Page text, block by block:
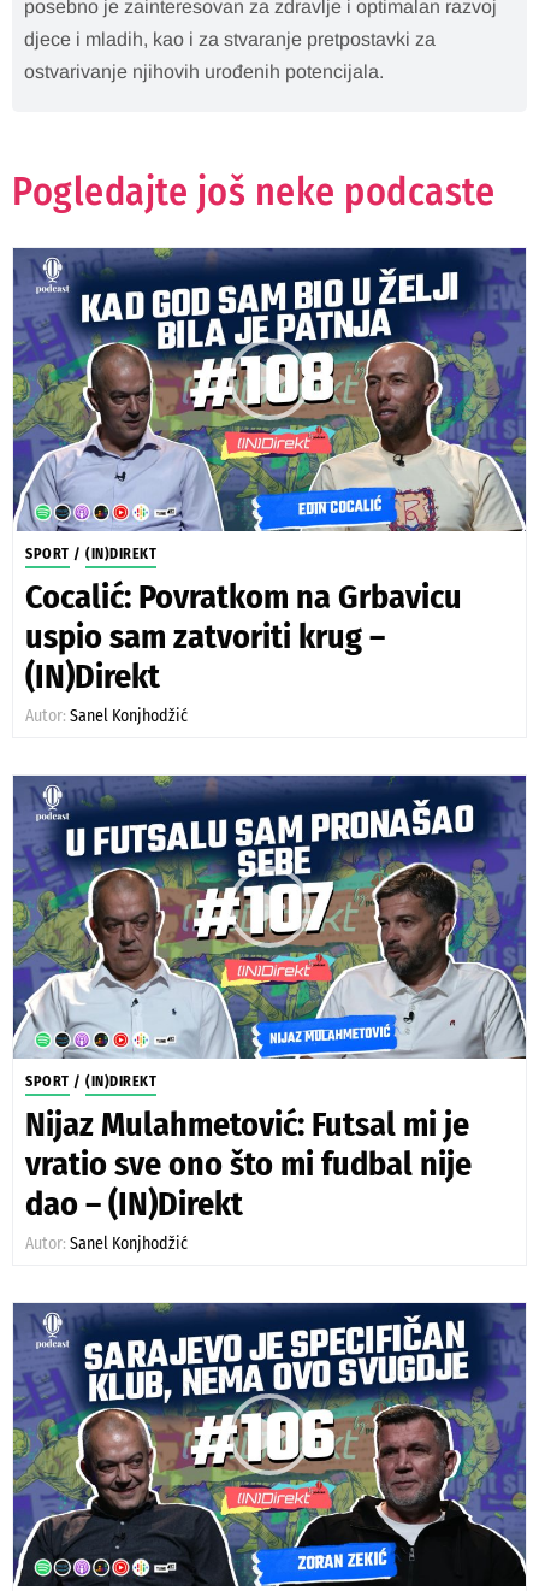
posebno je zainteresovan za zdravlje i optimalan razvoj
djece i mladih, kao i za stvaranje pretpostavki za
ostvarivanje njihovih urođenih potencijala.
Pogledajte još neke podcaste
SPORT / (IN)DIREKT
Cocalić: Povratkom na Grbavicu
uspio sam zatvoriti krug –
(IN)Direkt
Autor: Sanel Konjhodžić
SPORT / (IN)DIREKT
Nijaz Mulahmetović: Futsal mi je
vratio sve ono što mi fudbal nije
dao – (IN)Direkt
Autor: Sanel Konjhodžić